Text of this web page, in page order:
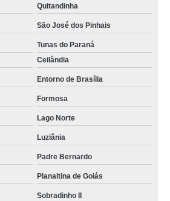
Salvador
Extrema
Correntina
de Curitiba
Mineiro
Quitandinha
São José dos Pinhais
Tunas do Paraná
Ceilândia
Entorno de Brasília
Formosa
Lago Norte
Luziânia
Padre Bernardo
Planaltina de Goiás
Sobradinho II